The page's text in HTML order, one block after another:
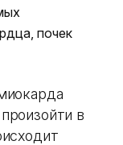
почек
в